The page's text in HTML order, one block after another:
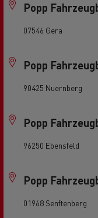
Popp
07546 Gera
Popp
90425 Nuernberg
Popp
96250 Ebensfeld
Popp
01968 Senftenberg